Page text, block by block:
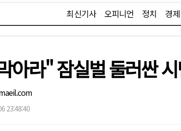
최신기사 오피니언 정치 경제
아라" 잠실벌 둘러싼
23:48:40